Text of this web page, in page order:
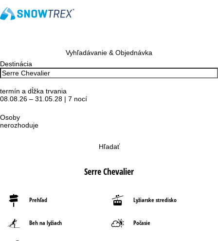
Vyhľadávanie & Objednávka
Destinácia
termín a dĺžka trvania
08.08.26 – 31.05.28 | 7 nocí
Osoby
nerozhoduje
Hľadať
Serre Chevalier
Prehľad Lyžiarske stredisko
Beh na lyžiach Počasie